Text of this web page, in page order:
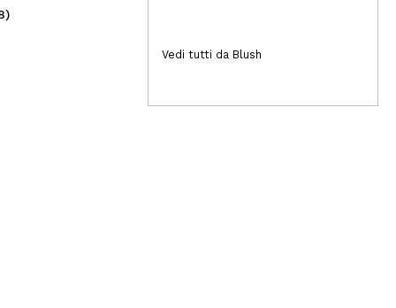
Vedi tutti da Blush